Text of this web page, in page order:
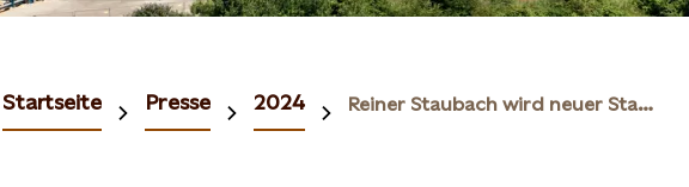
Startseite Presse 2024 Reiner Staubach wird neuer Standortleiter der Statkraft Gaskraftwerke in Knapsack